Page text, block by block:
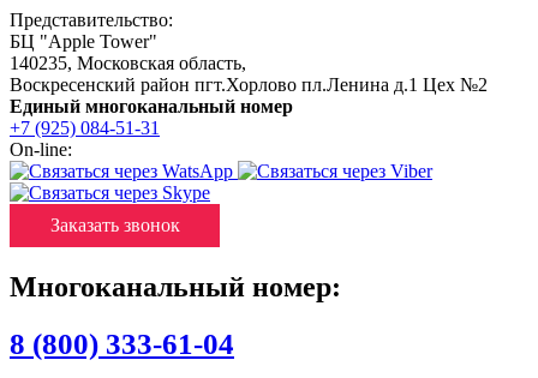
Представительство:
БЦ "Apple Tower"
140235, Московская область,
Воскресенский район пгт.Хорлово пл.Ленина д.1 Цех №2
Единый многоканальный номер
+7 (925) 084-51-31
On-line:
Заказать звонок
Многоканальный номер:
8 (800) 333-61-04